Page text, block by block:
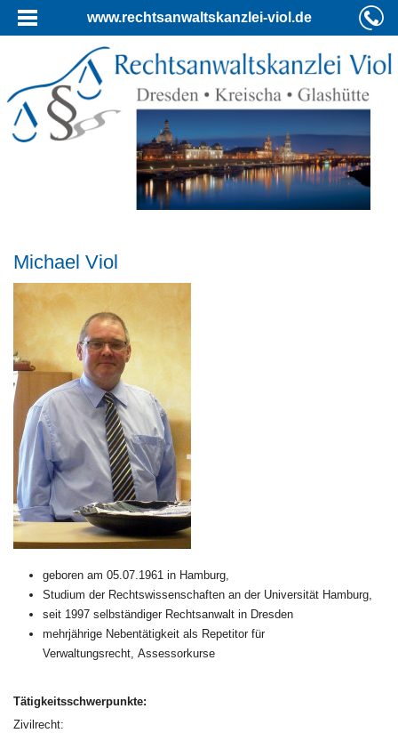
www.rechtsanwaltskanzlei-viol.de
Michael Viol
geboren am 05.07.1961 in Hamburg,
Studium der Rechtswissenschaften an der Universität Hamburg,
seit 1997 selbständiger Rechtsanwalt in Dresden
mehrjährige Nebentätigkeit als Repetitor für
Verwaltungsrecht, Assessorkurse
Tätigkeitsschwerpunkte:
Zivilrecht: